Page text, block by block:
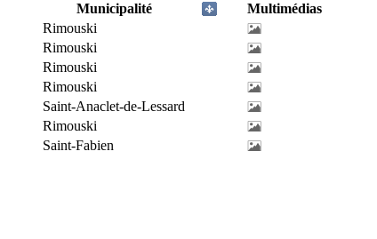
Municipalité
Multimédias
Rimouski
Rimouski
Rimouski
Rimouski
Saint-Anaclet-de-Lessard
Rimouski
Saint-Fabien